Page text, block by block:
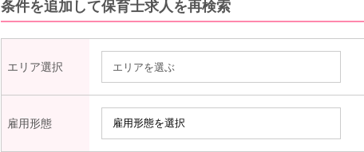
条件を追加して保育士求人を再検索
エリア選択 エリアを選ぶ
雇用形態